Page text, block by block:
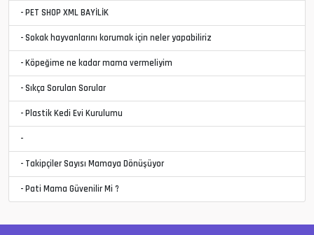
- PET SHOP XML BAYİLİK
- Sokak hayvanlarını korumak için neler yapabiliriz
- Köpeğime ne kadar mama vermeliyim
- Sıkça Sorulan Sorular
- Plastik Kedi Evi Kurulumu
-
- Takipçiler Sayısı Mamaya Dönüşüyor
- Pati Mama Güvenilir Mi ?